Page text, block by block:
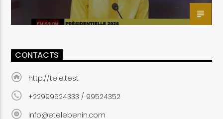
CONTACTS
http://tele.test
+22999524333 / 99524352
info@etelebenin.com